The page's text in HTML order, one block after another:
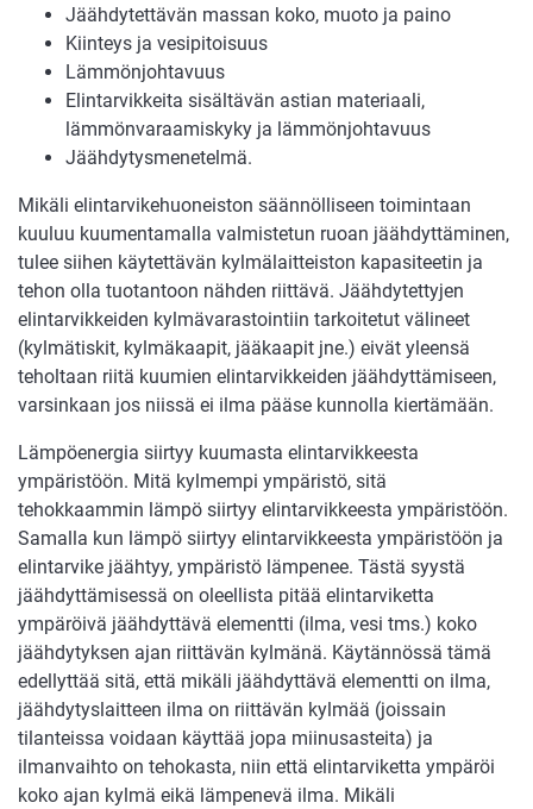
Jäähdytettävän massan koko, muoto ja paino
Kiinteys ja vesipitoisuus
Lämmönjohtavuus
Elintarvikkeita sisältävän astian materiaali,
lämmönvaraamiskyky ja lämmönjohtavuus
Jäähdytysmenetelmä.
Mikäli elintarvikehuoneiston säännölliseen toimintaan
kuuluu kuumentamalla valmistetun ruoan jäähdyttäminen,
tulee siihen käytettävän kylmälaitteiston kapasiteetin ja
tehon olla tuotantoon nähden riittävä. Jäähdytettyjen
elintarvikkeiden kylmävarastointiin tarkoitetut välineet
(kylmätiskit, kylmäkaapit, jääkaapit jne.) eivät yleensä
teholtaan riitä kuumien elintarvikkeiden jäähdyttämiseen,
varsinkaan jos niissä ei ilma pääse kunnolla kiertämään.
Lämpöenergia siirtyy kuumasta elintarvikkeesta
ympäristöön. Mitä kylmempi ympäristö, sitä
tehokkaammin lämpö siirtyy elintarvikkeesta ympäristöön.
Samalla kun lämpö siirtyy elintarvikkeesta ympäristöön ja
elintarvike jäähtyy, ympäristö lämpenee. Tästä syystä
jäähdyttämisessä on oleellista pitää elintarviketta
ympäröivä jäähdyttävä elementti (ilma, vesi tms.) koko
jäähdytyksen ajan riittävän kylmänä. Käytännössä tämä
edellyttää sitä, että mikäli jäähdyttävä elementti on ilma,
jäähdytyslaitteen ilma on riittävän kylmää (joissain
tilanteissa voidaan käyttää jopa miinusasteita) ja
ilmanvaihto on tehokasta, niin että elintarviketta ympäröi
koko ajan kylmä eikä lämpenevä ilma. Mikäli